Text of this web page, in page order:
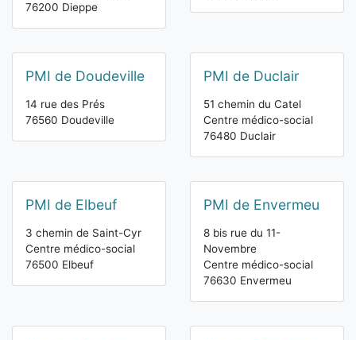
76200 Dieppe
PMI de Doudeville
14 rue des Prés
76560 Doudeville
PMI de Duclair
51 chemin du Catel
Centre médico-social
76480 Duclair
PMI de Elbeuf
3 chemin de Saint-Cyr
Centre médico-social
76500 Elbeuf
PMI de Envermeu
8 bis rue du 11-
Novembre
Centre médico-social
76630 Envermeu